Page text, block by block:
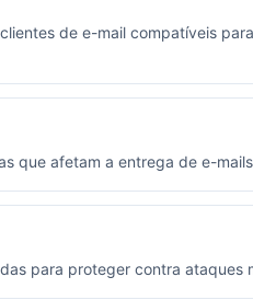
de e-mail compatíveis
que afetam a entrega de e-
para proteger contra ataques